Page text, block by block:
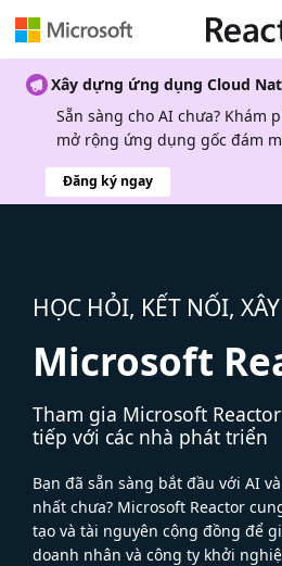
Xây dựng ứng dụng Cloud
Sẵn sàng cho AI chưa? Khám
mở rộng ứng dụng gốc đám
Đăng ký ngay
HỌC HỎI, KẾT NỐI,
Microsoft
Tham gia Microsoft
tiếp với các nhà phát triển
Bạn đã sẵn sàng bắt đầu với AI
nhất chưa? Microsoft Reactor
tạo và tài nguyên cộng đồng để
doanh nhân và công ty khởi